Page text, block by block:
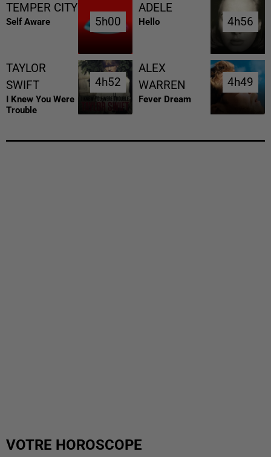
TEMPER CITY
Self Aware 5h00
5h00
ADELE
Hello 4h56
4h56
TAYLOR
SWIFT
I Knew You Were
Trouble
4h52
4h52
ALEX
WARREN
Fever Dream
4h49
4h49
VOTRE HOROSCOPE